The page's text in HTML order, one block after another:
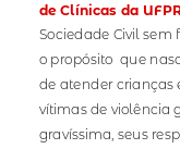
de Clínicas da
Sociedade Civil sem
o propósito que
de atender crianças
vítimas de violência
gravíssima, seus